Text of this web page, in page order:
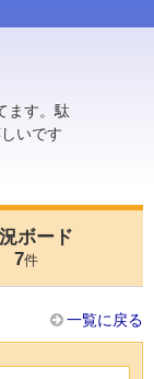
ます。駄
いです
ボード
7件
一覧に戻る